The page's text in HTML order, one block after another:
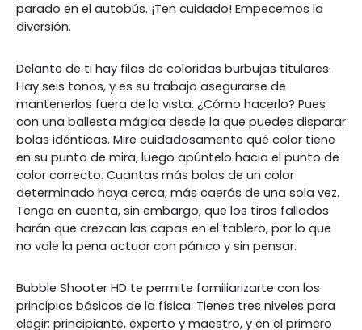
parado en el autobús. ¡Ten cuidado! Empecemos la
diversión.
Delante de ti hay filas de coloridas burbujas titulares.
Hay seis tonos, y es su trabajo asegurarse de
mantenerlos fuera de la vista. ¿Cómo hacerlo? Pues
con una ballesta mágica desde la que puedes disparar
bolas idénticas. Mire cuidadosamente qué color tiene
en su punto de mira, luego apúntelo hacia el punto de
color correcto. Cuantas más bolas de un color
determinado haya cerca, más caerás de una sola vez.
Tenga en cuenta, sin embargo, que los tiros fallados
harán que crezcan las capas en el tablero, por lo que
no vale la pena actuar con pánico y sin pensar.
Bubble Shooter HD te permite familiarizarte con los
principios básicos de la física. Tienes tres niveles para
elegir: principiante, experto y maestro, y en el primero